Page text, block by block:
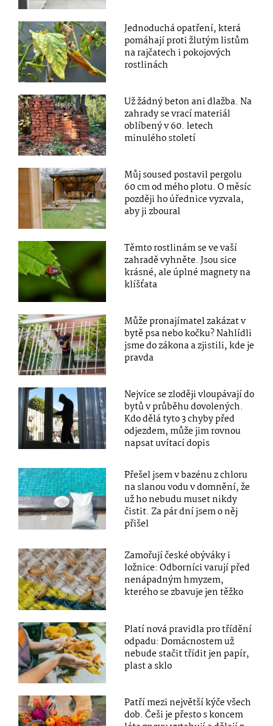
Jednoduchá opatření, která
pomáhají proti žlutým listům
na rajčatech i pokojových
rostlinách
Už žádný beton ani dlažba. Na
zahrady se vrací materiál
oblíbený v 60. letech
minulého století
Můj soused postavil pergolu
60 cm od mého plotu. O měsíc
později ho úřednice vyzvala,
aby ji zboural
Těmto rostlinám se ve vaší
zahradě vyhněte. Jsou sice
krásné, ale úplné magnety na
klíšťata
Může pronajímatel zakázat v
bytě psa nebo kočku? Nahlídli
jsme do zákona a zjistili, kde je
pravda
Nejvíce se zloději vloupávají do
bytů v průběhu dovolených.
Kdo dělá tyto 3 chyby před
odjezdem, může jim rovnou
napsat uvítací dopis
Přešel jsem v bazénu z chloru
na slanou vodu v domnění, že
už ho nebudu muset nikdy
čistit. Za pár dní jsem o něj
přišel
Zamořují české obýváky i
ložnice: Odborníci varují před
nenápadným hmyzem,
kterého se zbavuje jen těžko
Platí nová pravidla pro třídění
odpadu: Domácnostem už
nebude stačit třídit jen papír,
plast a sklo
Patří mezi největší kýče všech
dob. Češi je přesto s koncem